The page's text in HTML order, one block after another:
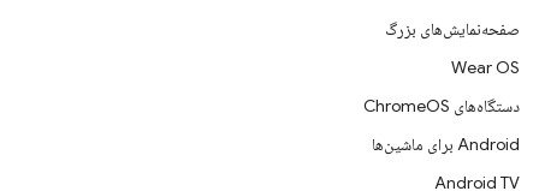
صفحه‌نمایش‌های بزرگ
Wear OS
دستگاه‌های ChromeOS
Android برای ماشین‌ها
Android TV